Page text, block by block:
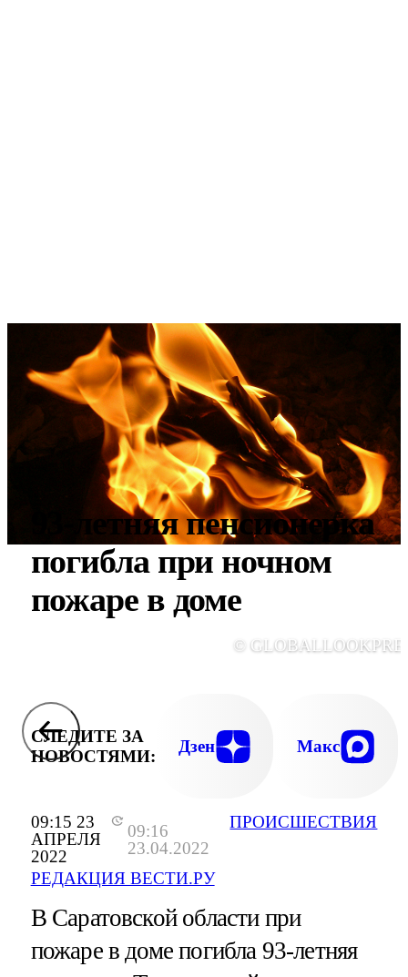
09:15 23
АПРЕЛЯ
2022
09:16
23.04.2022
РЕДАКЦИЯ ВЕСТИ.РУ
ПРОИСШЕСТВИЯ
93-летняя пенсионерка
погибла при ночном
пожаре в доме
©
СЛЕДИТЕ ЗА
НОВОСТЯМИ:
Дзен Макс
В Саратовской области при
пожаре в доме погибла 93-летняя